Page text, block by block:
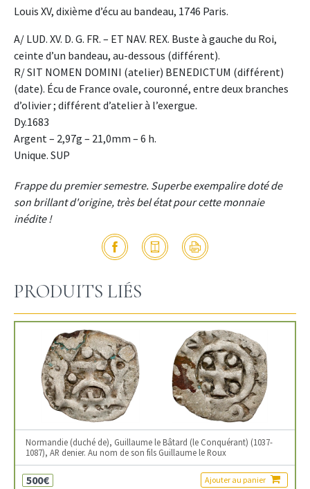
Louis XV, dixième d’écu au bandeau, 1746 Paris.
A/ LUD. XV. D. G. FR. – ET NAV. REX. Buste à gauche du Roi,
ceinte d’un bandeau, au-dessous (différent).
R/ SIT NOMEN DOMINI (atelier) BENEDICTUM (différent)
(date). Écu de France ovale, couronné, entre deux branches
d’olivier ; différent d’atelier à l’exergue.
Dy.1683
Argent – 2,97g – 21,0mm – 6 h.
Unique. SUP
Frappe du premier semestre. Superbe exempalire doté de
son brillant d'origine, très bel état pour cette monnaie
inédite !
PRODUITS LIÉS
Normandie (duché de), Guillaume le Bâtard (le Conquérant) (1037-
1087), AR denier. Au nom de son fils Guillaume le Roux
500€ Ajouter au panier